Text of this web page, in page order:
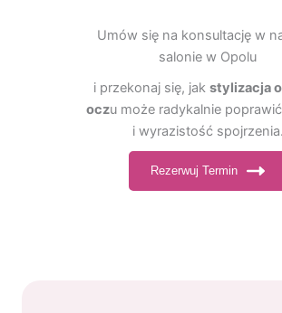
Umów się na konsultację w
salonie w Opolu
i przekonaj się, jak stylizacja
oczu może radykalnie
i wyrazistość spojrzenia.
Rezerwuj Termin